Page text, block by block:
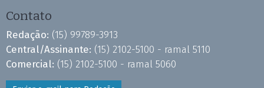
Contato
Redação: (15) 99789-3913
Central/Assinante: (15) 2102-5100 - ramal 5110
Comercial: (15) 2102-5100 - ramal 5060